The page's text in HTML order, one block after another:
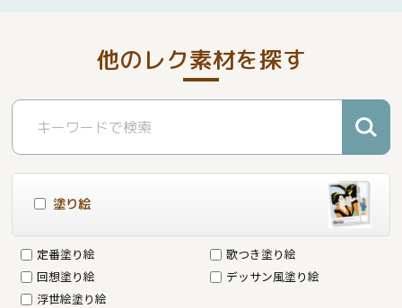
他のレク素材を探す
塗り絵
定番塗り絵
歌つき塗り絵
回想塗り絵
デッサン風塗り絵
浮世絵塗り絵